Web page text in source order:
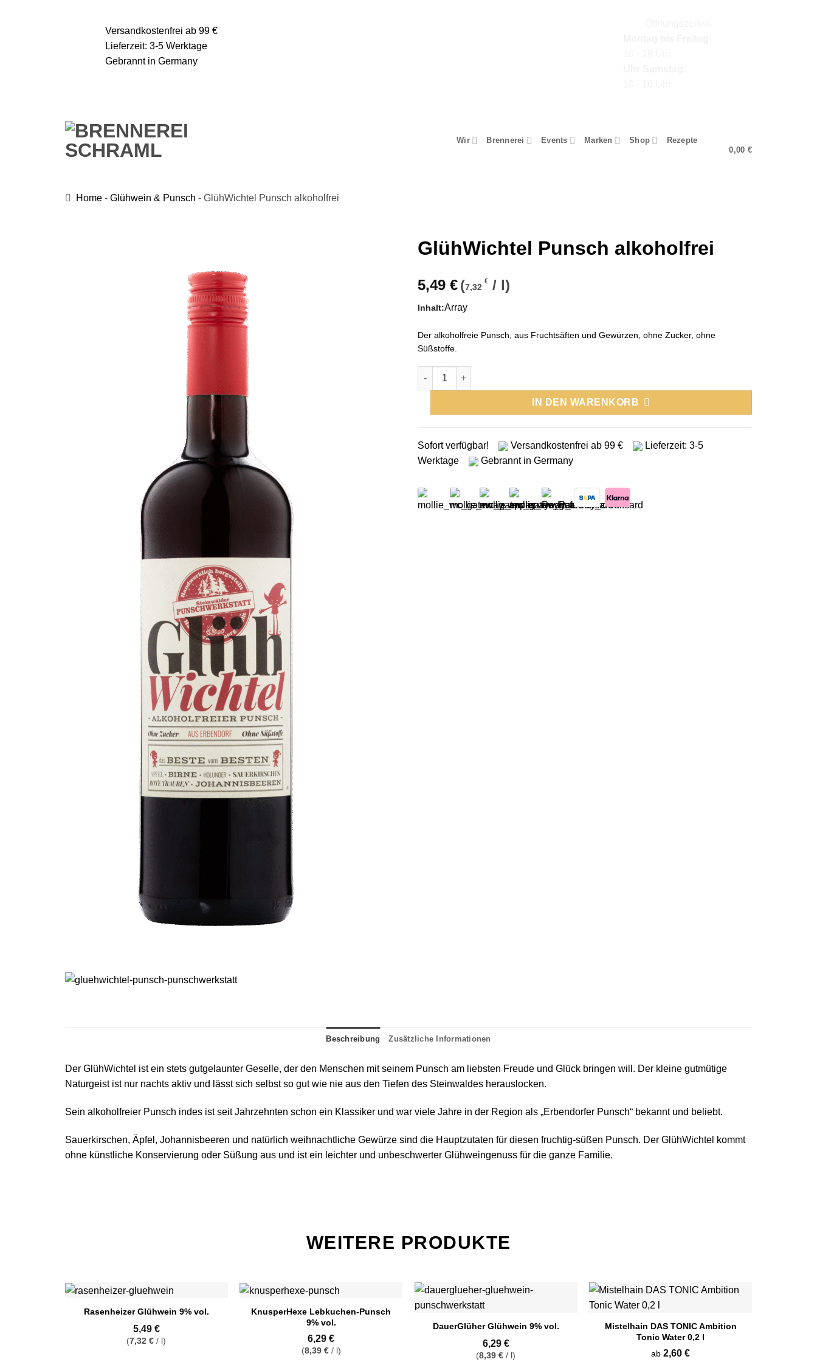
Versandkostenfrei ab 99 €
Lieferzeit: 3-5 Werktage
Gebrannt in Germany
Wir Brennerei Events Marken Shop
Rezepte
0,00 €
Home - Glühwein & Punsch - GlühWichtel Punsch alkoholfrei
GlühWichtel Punsch alkoholfrei
5,49 €(7,32
€ / l)
Inhalt:Array
Der alkoholfreie Punsch, aus Fruchtsäften und Gewürzen, ohne Zucker, ohne
Süßstoffe.
GlühWichtel Punsch alkoholfrei Menge
IN DEN WARENKORB
Sofort verfügbar! Versandkostenfrei ab 99 €
Lieferzeit: 3-5
Werktage
Gebrannt in Germany
Beschreibung Zusätzliche Informationen
Der GlühWichtel ist ein stets gutgelaunter Geselle, der den Menschen mit seinem Punsch am liebsten Freude und Glück bringen will. Der kleine gutmütige
Naturgeist ist nur nachts aktiv und lässt sich selbst so gut wie nie aus den Tiefen des Steinwaldes herauslocken.
Sein alkoholfreier Punsch indes ist seit Jahrzehnten schon ein Klassiker und war viele Jahre in der Region als „Erbendorfer Punsch“ bekannt und beliebt.
Sauerkirschen, Äpfel, Johannisbeeren und natürlich weihnachtliche Gewürze sind die Hauptzutaten für diesen fruchtig-süßen Punsch. Der GlühWichtel kommt
ohne künstliche Konservierung oder Süßung aus und ist ein leichter und unbeschwerter Glühweingenuss für die ganze Familie.
WEITERE PRODUKTE
Rasenheizer Glühwein 9% vol.
5,49 €
(7,32€ / l)
KnusperHexe Lebkuchen-Punsch
9% vol.
6,29€
(8,39 €/ l)
DauerGlüher Glühwein 9% vol.
6,29 €
(8,39€ / l)
Mistelhain DAS TONIC Ambition
Tonic Water 0,2 l
ab 2,60€